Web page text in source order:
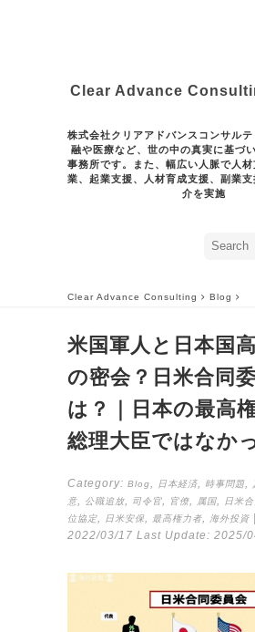
Clear Advance
株式会社クリアアドバンスコンサル
融や医療など、世の中の真実に基づ
事務所です。また、幅広い人脈で人
業、起業支援、人材育成支援、副業
介を実施
Clear Advance Consulting Blog
米国軍人と日本国
の密会？日米合同
は？｜日本の最高
総理大臣ではなか
Category: Blog 日本経済 時事問題
意
公職追放 司令官 官僚 属国 日米
位協定
日米安保 最高権力者 海外投資
2022/03/17 Last Update: 2025/